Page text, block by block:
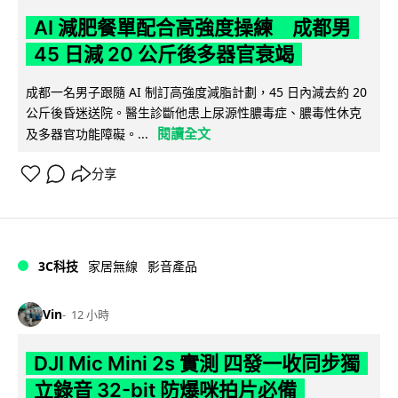
AI 減肥餐單配合高強度操練 成都男
45 日減 20 公斤後多器官衰竭
成都一名男子跟隨 AI 制訂高強度減脂計劃，45 日內減去約 20
公斤後昏迷送院。醫生診斷他患上尿源性膿毒症、膿毒性休克
及多器官功能障礙。...
閱讀全文
分享
3C科技 家居無線 影音產品
Vin 12 小時
DJI Mic Mini 2s 實測 四發一收同步獨
立錄音 32-bit 防爆咪拍片必備